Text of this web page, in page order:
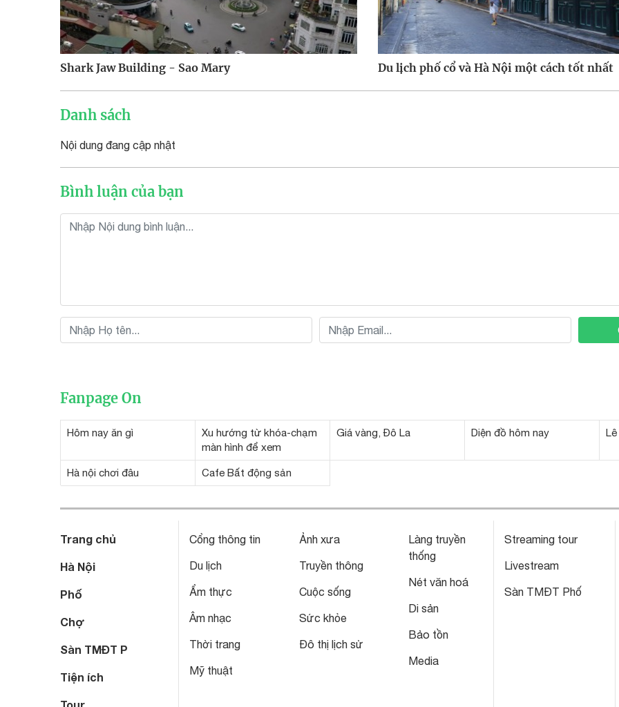
Shark Jaw Building - Sao Mary Du lịch phố cổ và Hà Nội một cách tốt nhất
Danh sách
Nội dung đang cập nhật
Bình luận của bạn
Fanpage On
Hôm nay ăn gì
Xu hướng từ khóa-chạm
màn hình để xem
Giá vàng, Đô La Diện đồ hôm nay Lê
Hà nội chơi đâu Cafe Bất động sản
Trang chủ
Hà Nội
Phố
Chợ
Sàn TMĐT P
Tiện ích
Cổng thông tin
Du lịch
Ẩm thực
Âm nhạc
Thời trang
Mỹ thuật
Ảnh xưa
Truyền thông
Cuộc sống
Sức khỏe
Đô thị lịch sử
Làng truyền
thống
Nét văn hoá
Di sản
Bảo tồn
Media
Streaming tour
Livestream
Sàn TMĐT Phố